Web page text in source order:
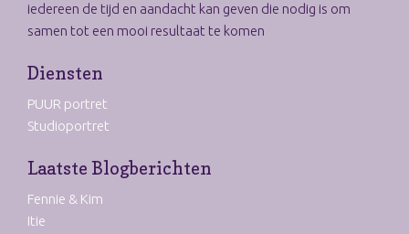
iedereen de tijd en aandacht kan geven die nodig is om
samen tot een mooi resultaat te komen
Diensten
PUUR portret
Studioportret
Laatste Blogberichten
Fennie & Kim
Itie